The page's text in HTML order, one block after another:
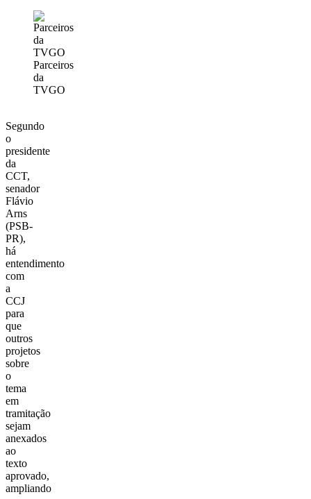
Parceiros
da
TVGO
Segundo
o
presidente
da
CCT,
senador
Flávio
Arns
(PSB-
PR),
há
entendimento
com
a
CCJ
para
que
outros
projetos
sobre
o
tema
em
tramitação
sejam
anexados
ao
texto
aprovado,
ampliando